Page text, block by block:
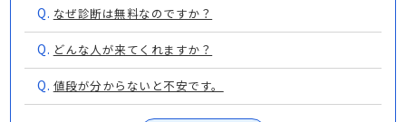
Q. なぜ診断は無料なのですか？
Q. どんな人が来てくれますか？
Q. 値段が分からないと不安です。